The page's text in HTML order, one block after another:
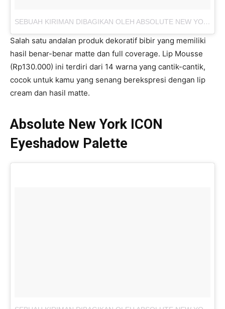
SEBUAH KIRIMAN DIBAGIKAN OLEH ABSOLUTE NEW YORK INDONESIA (@ABSOLUTENEWYORK_ID)
Salah satu andalan produk dekoratif bibir yang memiliki
hasil benar-benar matte dan full coverage. Lip Mousse
(Rp130.000) ini terdiri dari 14 warna yang cantik-cantik,
cocok untuk kamu yang senang berekspresi dengan lip
cream dan hasil matte.
Absolute New York ICON
Eyeshadow Palette